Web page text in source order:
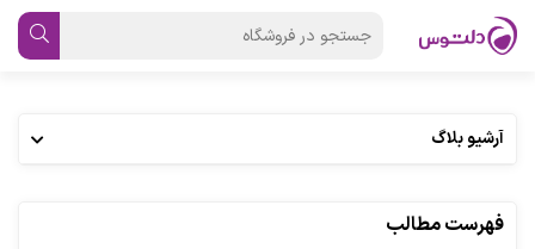
آرشیو بلاگ
فهرست مطالب